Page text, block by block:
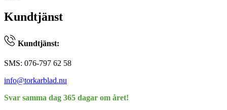
Kundtjänst
Kundtjänst:
SMS: 076-797 62 58
info@torkarblad.nu
Svar samma dag 365 dagar om året!